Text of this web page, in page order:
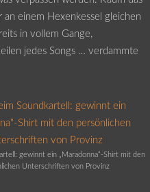
einem Hexenkessel gleichen
in vollem Gange,
jedes Songs … verdammte
gewinnt ein „Maradonna“-Shirt mit den
Unterschriften von Provinz